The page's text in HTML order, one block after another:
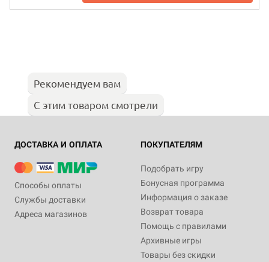
Рекомендуем вам
С этим товаром смотрели
ДОСТАВКА И ОПЛАТА
Способы оплаты
Службы доставки
Адреса магазинов
ПОКУПАТЕЛЯМ
Подобрать игру
Бонусная программа
Информация о заказе
Возврат товара
Помощь с правилами
Архивные игры
Товары без скидки